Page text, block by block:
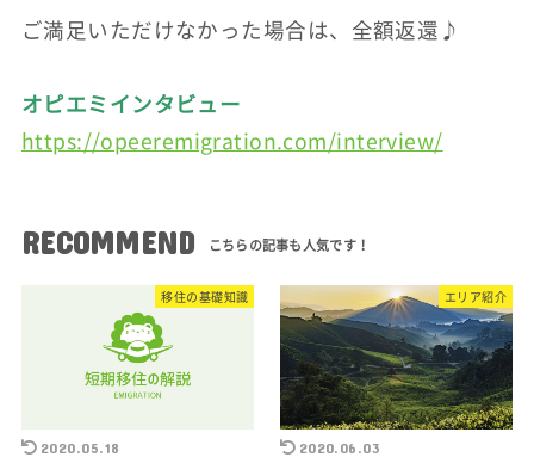
ご満足いただけなかった場合は、全額返還♪
オピエミインタビュー
https://opeeremigration.com/interview/
RECOMMEND
移住の基礎知識
2020.05.18
エリア紹介
2020.06.03